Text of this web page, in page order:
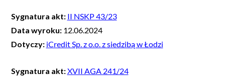
Sygnatura akt: II NSKP 43/23
Data wyroku: 12.06.2024
Dotyczy: iCredit Sp. z o.o. z siedzibą w Łodzi
Sygnatura akt:XVII AGA 241/24